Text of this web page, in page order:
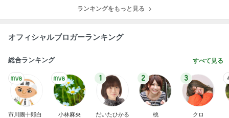
ランキングをもっと見る
オフィシャルブロガーランキング
総合ランキング すべて見る
市川團十郎白
小林麻央
1
だいたひかる
2
桃
3
クロ